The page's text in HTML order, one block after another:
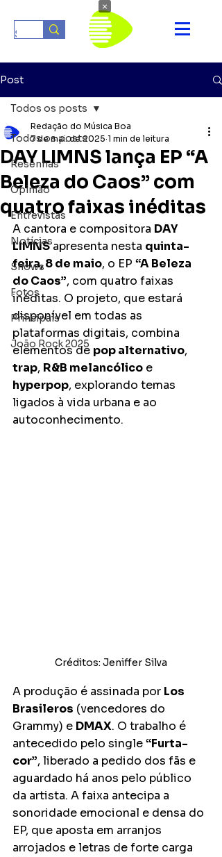
Post
Todos os posts
Resenhas
Opinião
Entrevistas
Notícias
Shows
Fotos
Principais
João Rock 2025
Todos os posts
DAY LIMNS lança EP “A
Beleza do Caos” com
quatro faixas inéditas
Redação do Música Boa
7 de mai. de 2025 1 min de leitura
A cantora e compositora DAY
LIMNS apresenta nesta quinta-
feira, 8 de maio, o EP “A Beleza
do Caos”, com quatro faixas
inéditas. O projeto, que estará
disponível em todas as
plataformas digitais, combina
elementos de pop alternativo,
trap, R&B melancólico e
hyperpop, explorando temas
ligados à vida urbana e ao
autoconhecimento.
Créditos: Jeniffer Silva
A produção é assinada por Los
Brasileros (vencedores do
Grammy) e DMAX. O trabalho é
antecedido pelo single “Furta-
cor”, liberado a pedido dos fãs e
aguardado há anos pelo público
da artista. A faixa antecipa a
sonoridade emocional e densa do
EP, que aposta em arranjos
arrojados e letras de forte carga
×